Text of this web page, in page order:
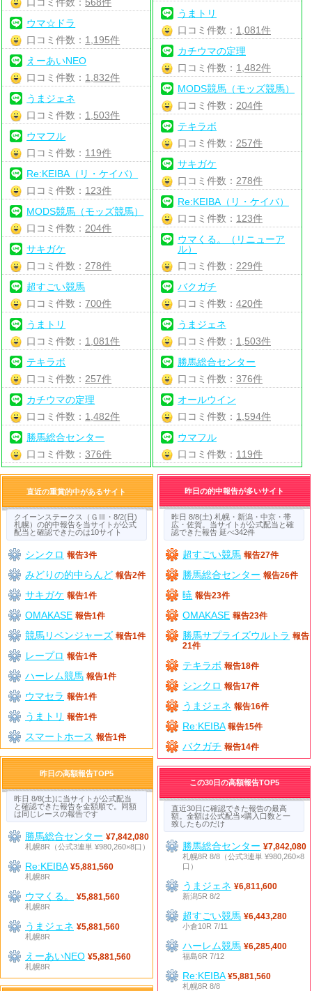
ウマ☆ドラ
口コミ件数： 1,195件
えーあいNEO
口コミ件数： 1,832件
うまジェネ
口コミ件数： 1,503件
ウマフル
口コミ件数： 119件
Re:KEIBA（リ・ケイバ）
口コミ件数： 123件
MODS競馬（モッズ競馬）
口コミ件数： 204件
サキガケ
口コミ件数： 278件
超すごい競馬
口コミ件数：700件
うまトリ
口コミ件数： 1,081件
テキラボ
口コミ件数： 257件
カチウマの定理
口コミ件数： 1,482件
勝馬総合センター
口コミ件数：376件
うまトリ
口コミ件数： 1,081件
カチウマの定理
口コミ件数： 1,482件
MODS競馬（モッズ競馬）
口コミ件数： 204件
テキラボ
口コミ件数： 257件
サキガケ
口コミ件数： 278件
Re:KEIBA（リ・ケイバ）
口コミ件数： 123件
ウマくる。（リニューア
ル）
口コミ件数： 229件
バクガチ
口コミ件数： 420件
うまジェネ
口コミ件数： 1,503件
勝馬総合センター
口コミ件数： 376件
オールウイン
口コミ件数： 1,594件
ウマフル
口コミ件数： 119件
直近の重賞的中があるサイト
クイーンステークス（ＧⅢ・8/2(日)
札幌）の的中報告を当サイトが公式
配当と確認できたのは10サイト
シンクロ 報告3件
みどりの的中らんど 報告2件
サキガケ 報告1件
OMAKASE 報告1件
競馬リベンジャーズ 報告1件
レープロ 報告1件
ハーレム競馬 報告1件
ウマセラ 報告1件
うまトリ 報告1件
スマートホース 報告1件
昨日の的中報告が多いサイト
昨日 8/8(土) 札幌・新潟・中京・帯
広・佐賀。当サイトが公式配当と確
認できた報告 延べ342件
超すごい競馬 報告27件
勝馬総合センター 報告26件
暁 報告23件
OMAKASE 報告23件
勝馬サプライズウルトラ 報告
21件
テキラボ 報告18件
シンクロ 報告17件
うまジェネ 報告16件
Re:KEIBA 報告15件
バクガチ 報告14件
昨日の高額報告TOP5
昨日 8/8(土)に当サイトが公式配当
と確認できた報告を金額順で。同額
は同じレースの報告です
勝馬総合センター ¥7,842,080
札幌8R（公式3連単 ¥980,260×8口）
Re:KEIBA ¥5,881,560
札幌8R
ウマくる。
¥5,881,560
札幌8R
うまジェネ ¥5,881,560
札幌8R
えーあいNEO ¥5,881,560
札幌8R
この30日の高額報告TOP5
直近30日に確認できた報告の最高
額。金額は公式配当×購入口数と一
致したものだけ
勝馬総合センター ¥7,842,080
札幌8R 8/8（公式3連単 ¥980,260×8
口）
うまジェネ ¥6,811,600
新潟5R 8/2
超すごい競馬 ¥6,443,280
小倉10R 7/11
ハーレム競馬 ¥6,285,400
福島6R 7/12
Re:KEIBA ¥5,881,560
札幌8R 8/8